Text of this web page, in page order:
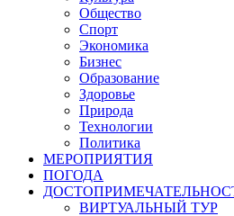
Общество
Спорт
Экономика
Бизнес
Образование
Здоровье
Природа
Технологии
Политика
МЕРОПРИЯТИЯ
ПОГОДА
ВИРТУАЛЬНЫЙ ТУР